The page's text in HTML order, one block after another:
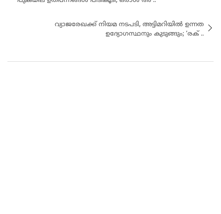
വ്യാജരേഖക്ക് നിയമ നടപടി, അട്ടിമറിയിൽ ഉന്നത
ഉദ്യോഗസ്ഥനും കുടുങ്ങും; ‘രക് ..